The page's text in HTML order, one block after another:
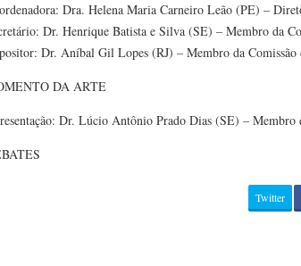
Dra. Helena Maria Carneiro Leão (PE) –
Dr. Henrique Batista e Silva (SE) – Membro da
Dr. Aníbal Gil Lopes (RJ) – Membro da Comissão
DA ARTE
Dr. Lúcio Antônio Prado Dias (SE) – Membro
Twitter